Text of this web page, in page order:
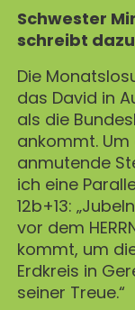
SEMINARE
FÜHRUNGEN
PREISE
ANREISE
KONTAKT
AKTUELLES
BERICHTE
IMPULSE
PREDIGTEN
Schwester
schreibt
Die
das David in
als die
ankommt.
anmutende
ich eine
12b+13:
vor dem
kommt, um
Erdkreis in
seiner Treue.“